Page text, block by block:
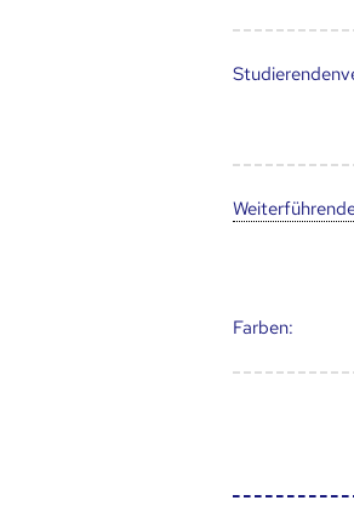
Farben: